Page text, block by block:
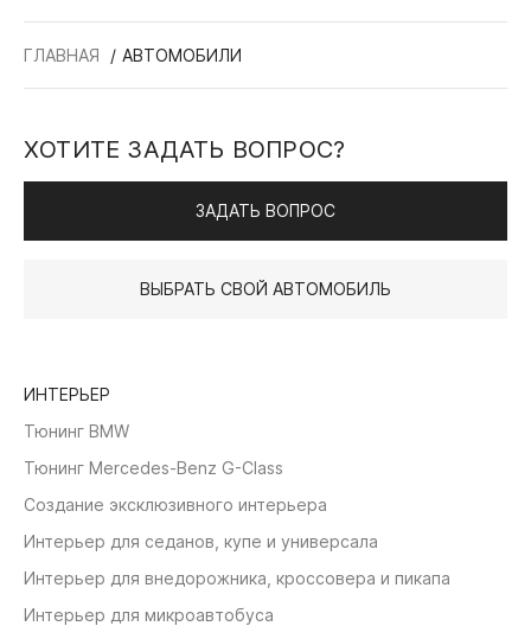
ГЛАВНАЯ АВТОМОБИЛИ
ХОТИТЕ ЗАДАТЬ ВОПРОС?
ЗАДАТЬ ВОПРОС
ВЫБРАТЬ СВОЙ АВТОМОБИЛЬ
ИНТЕРЬЕР
Тюнинг BMW
Тюнинг Mercedes-Benz G-Class
Создание эксклюзивного интерьера
Интерьер для седанов, купе и универсала
Интерьер для внедорожника, кроссовера и пикапа
Интерьер для микроавтобуса